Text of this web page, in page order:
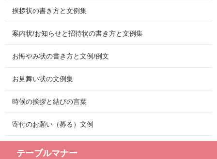
挨拶状の書き方と文例集
案内状/お知らせと招待状の書き方と文例集
お悔やみ状の書き方と文例/例文
お見舞い状の文例集
時候の挨拶と結びの言葉
寄付のお願い（募る）文例
テーブルマナー